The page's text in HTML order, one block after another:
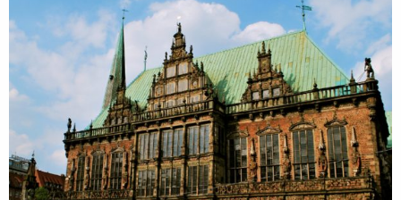
Бодрум
Португалия
Черногория
Хорватия
Прага
Албания
Иордания
Пляжи
Достопримечательности
Аэропорты
Испания
Италия
Кипр
Мадейра
Мальдивы
Мексика